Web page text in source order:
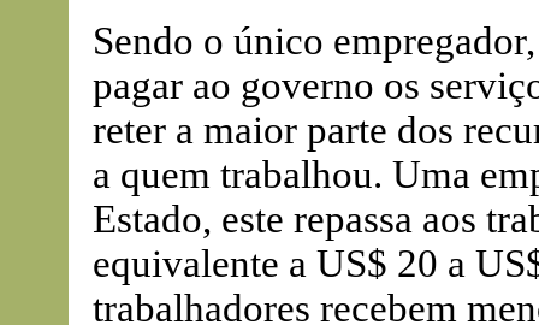
Sendo o único
pagar ao governo os
reter a maior parte dos
a quem trabalhou. Uma
Estado, este repassa aos
equivalente a US$ 20 a
trabalhadores recebem